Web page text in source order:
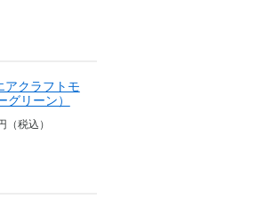
アクラフトモ
グリーン）
（税込）